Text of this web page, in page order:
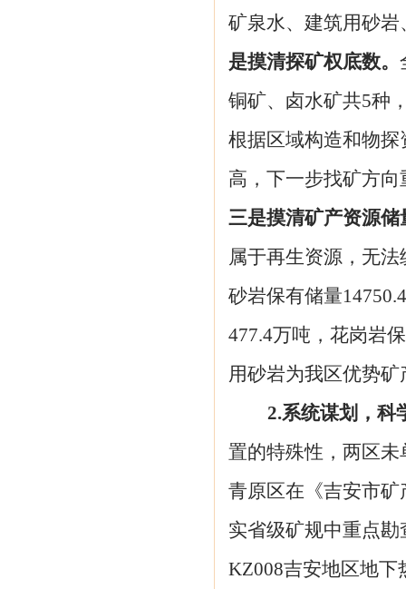
矿泉水、建筑用砂
是摸清探矿权底数。
铜矿、卤水矿共5种
根据区域构造和物
高，下一步找矿方
三是摸清矿产资源储
属于再生资源，无
砂岩保有储量
477.4万吨，花岗岩
用砂岩为我区优势
2.系统谋划，科
置的特殊性，两区
青原区在 《吉安市
实省级矿规中重点
KZ008吉安地区地